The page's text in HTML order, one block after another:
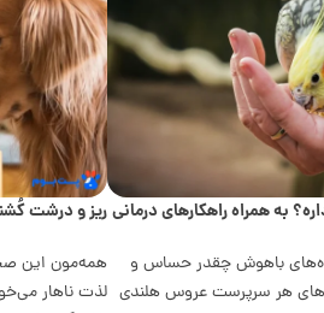
به همراه راهکارهای درمانی
باهوش چقدر حساس و
هر سرپرست عروس هلندی
ریز و درشت
همه‌مون این
لذت ناهار